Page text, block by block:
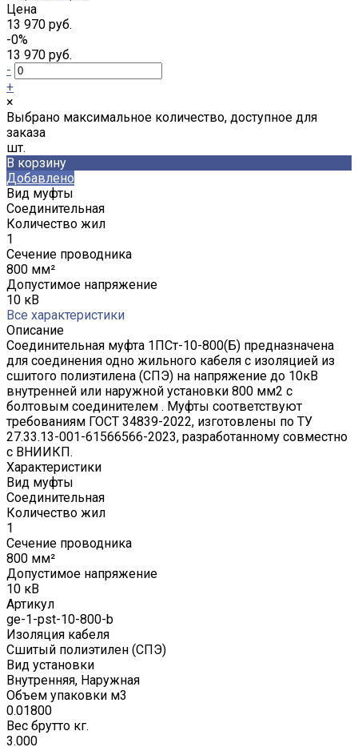
Цена
13 970 руб.
-0%
13 970 руб.
-
+
×
Выбрано максимальное количество, доступное для
заказа
шт.
В корзину
Добавлено
Вид муфты
Соединительная
Количество жил
1
Сечение проводника
800 мм²
Допустимое напряжение
10 кВ
Все характеристики
Описание
Соединительная муфта 1ПСт-10-800(Б) предназначена
для соединения одно жильного кабеля с изоляцией из
сшитого полиэтилена (СПЭ) на напряжение до 10кВ
внутренней или наружной установки 800 мм2 с
болтовым соединителем . Муфты соответствуют
требованиям ГОСТ 34839-2022, изготовлены по ТУ
27.33.13-001-61566566-2023, разработанному совместно
с ВНИИКП.
Характеристики
Вид муфты
Соединительная
Количество жил
1
Сечение проводника
800 мм²
Допустимое напряжение
10 кВ
Артикул
ge-1-pst-10-800-b
Изоляция кабеля
Сшитый полиэтилен (СПЭ)
Вид установки
Внутренняя, Наружная
Объем упаковки м3
0.01800
Вес брутто кг.
3.000